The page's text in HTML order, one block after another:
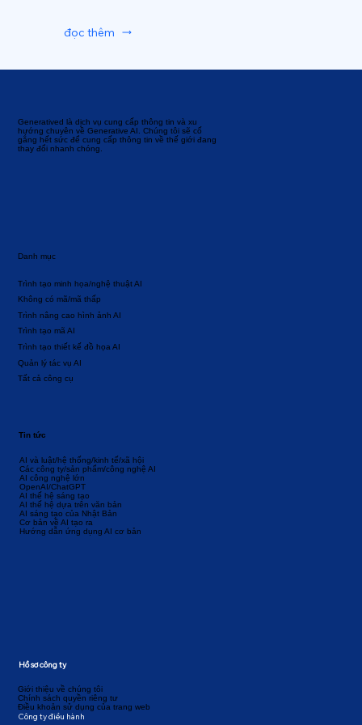
Generatived là dịch vụ cung cấp thông tin và xu
hướng chuyên về Generative AI. Chúng tôi sẽ cố
gắng hết sức để cung cấp thông tin về thế giới đang
thay đổi nhanh chóng.
Danh mục
Tất cả công cụ
Quản lý tác vụ AI
Trình tạo thiết kế đồ họa AI
Không có mã/mã thấp
Trình tạo mã AI
Trình nâng cao hình ảnh AI
Trình tạo minh họa/nghệ thuật AI
AI và luật/hệ thống/kinh tế/xã hội
Các công ty/sản phẩm/công nghệ AI
AI công nghệ lớn
OpenAI/ChatGPT
AI thế hệ sáng tạo
AI thế hệ dựa trên văn bản
AI sáng tạo của Nhật Bản
Cơ bản về AI tạo ra
Hướng dẫn ứng dụng AI cơ bản
Tin tức
Giới thiệu về chúng tôi
Chính sách quyền riêng tư
Điều khoản sử dụng của trang web
Công ty điều hành
Hồ sơ công ty
đọc thêm